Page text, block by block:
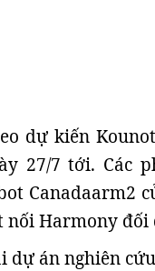
dự kiến
27/7 tới. Các
Canadaarm2
nối Harmony
dự án nghiên